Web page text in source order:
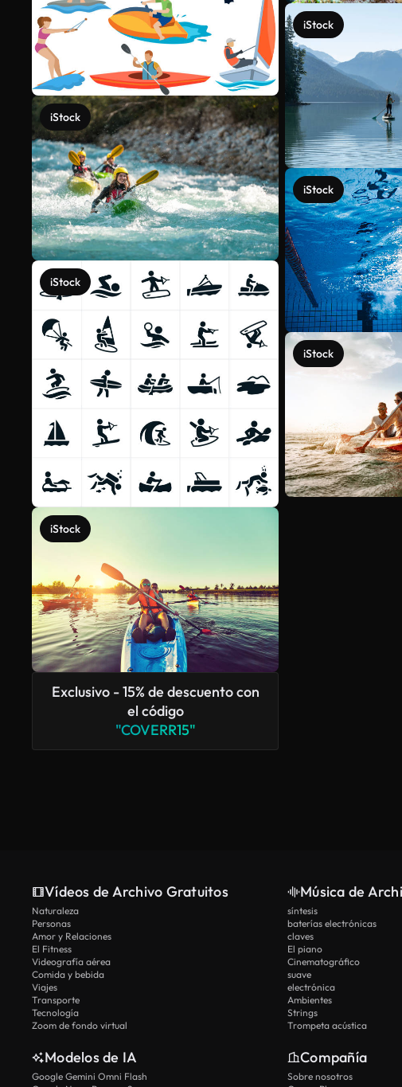
iStock
iStock
iStock
Exclusivo - 15% de descuento con
el código
"COVERR15"
iStock
iStock
iStock
Vídeos de Archivo Gratuitos
Naturaleza
Personas
Amor y Relaciones
El Fitness
Videografía aérea
Comida y bebida
Viajes
Transporte
Tecnología
Zoom de fondo virtual
Música de
síntesis
baterías electrónicas
claves
El piano
Cinematográfico
suave
electrónica
Ambientes
Strings
Trompeta acústica
Modelos de IA
Google Gemini Omni Flash
Compañía
Sobre nosotros